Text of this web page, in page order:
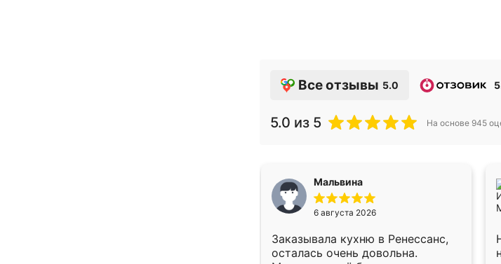
Все отзывы 5.0
5.0 из 5 На основе 945
Мальвина
6 августа 2026
Заказывала кухню в Ренессанс,
осталась очень довольна.